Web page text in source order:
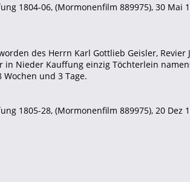
1804-06, (Mormonenfilm 889975), 30 Mai
des Herrn Karl Gottlieb Geisler,
Nieder Kauffung einzig Töchterlein
und 3 Tage.
1805-28, (Mormonenfilm 889975), 20 Dez